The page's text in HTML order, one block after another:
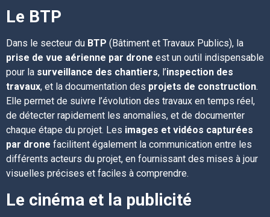
Le BTP
Dans le secteur du BTP (Bâtiment et Travaux Publics), la
prise de vue aérienne par drone est un outil indispensable
pour la surveillance des chantiers, l’inspection des
travaux, et la documentation des projets de construction.
Elle permet de suivre l’évolution des travaux en temps réel,
de détecter rapidement les anomalies, et de documenter
chaque étape du projet. Les images et vidéos capturées
par drone facilitent également la communication entre les
différents acteurs du projet, en fournissant des mises à jour
visuelles précises et faciles à comprendre.
Le cinéma et la publicité